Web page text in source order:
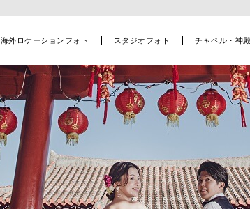
海外ロケーションフォト スタジオフォト チャペル・神